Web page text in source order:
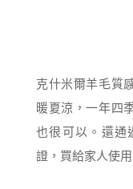
克什米爾羊毛質
暖夏涼，一年四
也很可以。還通
證，買給家人使用